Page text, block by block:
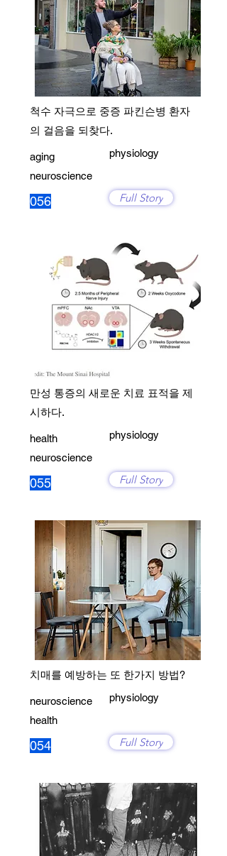
척수 자극으로 중증 파킨슨병 환자
의 걸음을 되찾다.
aging
neuroscience
056
physiology
Full Story
만성 통증의 새로운 치료 표적을 제
시하다.
health
neuroscience
055
physiology
Full Story
치매를 예방하는 또 한가지 방법?
neuroscience
health
054
physiology
Full Story